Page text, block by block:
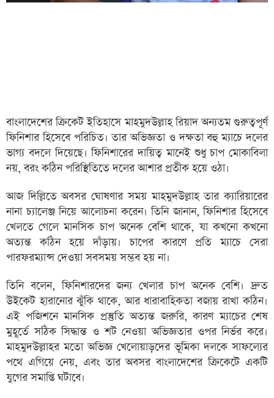
বাংলাদেশের ক্রিকেট ইতিহাসে মাহমুদউল্লাহ রিয়াদ অন্যতম গুরুত্বপূর্ণ
ফিনিশার হিসেবে পরিচিত। তার অভিজ্ঞতা ও দক্ষতা বহু ম্যাচে দলের
ভাগ্য বদলে দিয়েছে। ফিনিশারের দায়িত্ব মানেই শুধু চাপ মোকাবিলা
নয়, বরং কঠিন পরিস্থিতিতে দলের আশার প্রতীক হয়ে ওঠা।
আজ দিল্লিতে অবসর ঘোষণার সময় মাহমুদউল্লাহ তার ক্যারিয়ারের
নানা চ্যালেঞ্জ নিয়ে আলোচনা করেন। তিনি জানান, ফিনিশার হিসেবে
খেলতে গেলে মানসিক চাপ অনেক বেশি থাকে, যা কখনো কখনো
অত্যন্ত কঠিন হয়ে দাঁড়ায়। চাপের কারণে প্রতি ম্যাচে সেরা
পারফরম্যান্স দেওয়া সবসময় সম্ভব হয় না।
তিনি বলেন, ফিনিশারদের জন্য খেলার চাপ অনেক বেশি। দ্রুত
উইকেট হারানোর ঝুঁকি থাকে, আর ধারাবাহিকতা বজায় রাখা কঠিন।
এই পজিশনে মানসিক প্রস্তুতি অত্যন্ত জরুরি, কারণ ম্যাচের শেষ
মুহূর্তে সঠিক সিদ্ধান্ত ও শট নেওয়া অভিজ্ঞতার ওপর নির্ভর করে।
মাহমুদউল্লাহর মতো অভিজ্ঞ খেলোয়াড়দের ভূমিকা দলকে সাফল্যের
পথে এগিয়ে নেয়, এবং তার অবসর বাংলাদেশের ক্রিকেটে একটি
যুগের সমাপ্তি ঘটাবে।